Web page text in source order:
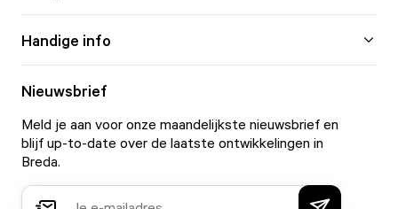
Handige info
Nieuwsbrief
Meld je aan voor onze maandelijkste nieuwsbrief en
blijf up-to-date over de laatste ontwikkelingen in
Breda.